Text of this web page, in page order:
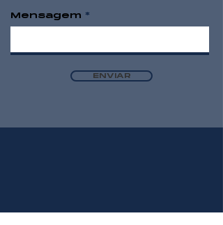
Mensagem
ENVIAR